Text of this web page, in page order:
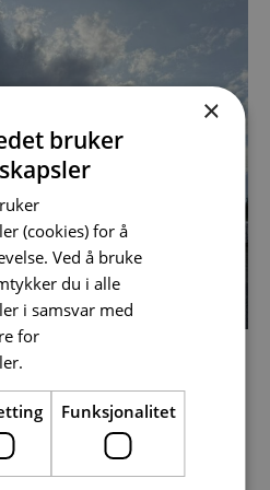
kommersielt
finnes en øvre
Svaret er enkelt:
×
bruker
(cookies) for å
Ved å bruke
du i alle
i samsvar med
for
Funksjonalitet